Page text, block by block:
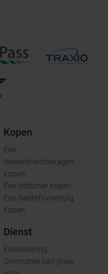
Kopen
Een
tweedehandswagen
kopen
Een oldtimer kopen
Een bedrijfsvoertuig
kopen
Dienst
Financiering
Overname van jouw